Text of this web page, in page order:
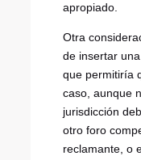
apropiado.
Otra
de insertar una
que permitiría
caso, aunque
jurisdicción
otro foro
reclamante, o